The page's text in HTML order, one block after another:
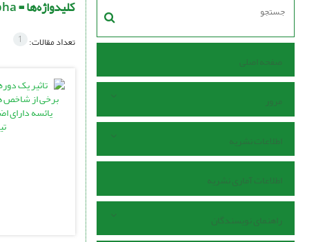
صفحه اصلی
مرور
اطلاعات نشریه
اطلاعات آماری نشریه
راهنمای نویسندگان
کلیدواژه‌ها =
تعداد مقالات: 1